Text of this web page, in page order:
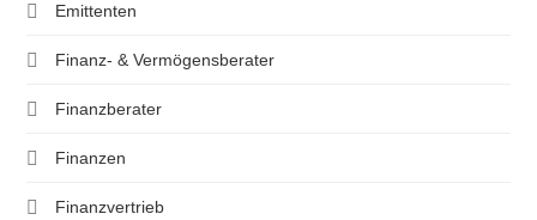
Emittenten
Finanz- & Vermögensberater
Finanzberater
Finanzen
Finanzvertrieb